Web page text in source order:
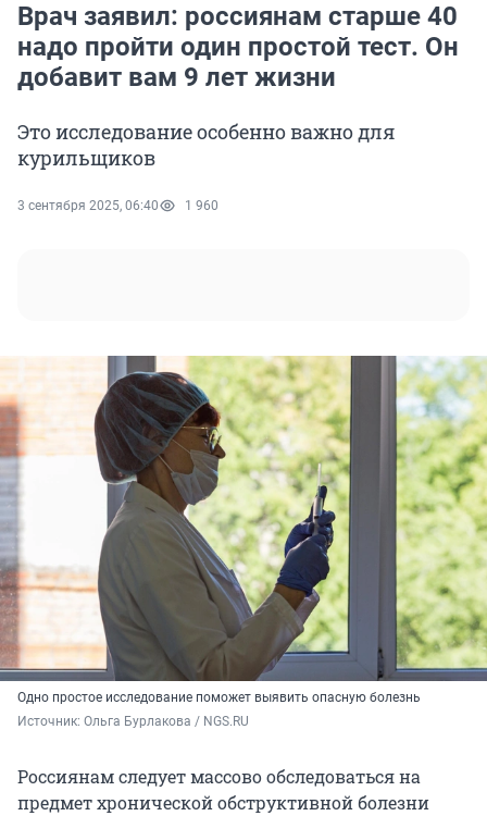
Врач заявил: россиянам старше 40
надо пройти один простой тест. Он
добавит вам 9 лет жизни
Это исследование особенно важно для
курильщиков
3 сентября 2025, 06:40 1 960
Одно простое исследование поможет выявить опасную болезнь
Источник: Ольга Бурлакова / NGS.RU
Россиянам следует массово обследоваться на
предмет хронической обструктивной болезни